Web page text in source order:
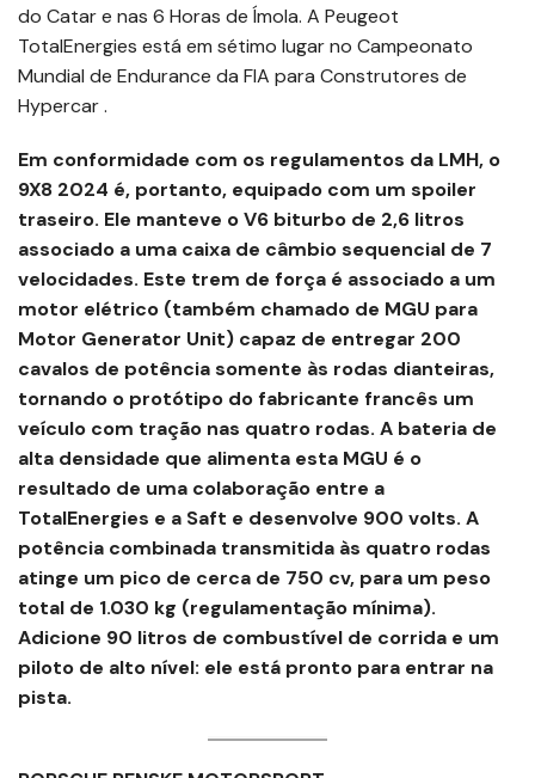
do Catar e nas 6 Horas de Ímola. A Peugeot
TotalEnergies está em sétimo lugar no Campeonato
Mundial de Endurance da FIA para Construtores de
Hypercar .
Em conformidade com os regulamentos da LMH, o
9X8 2024 é, portanto, equipado com um spoiler
traseiro. Ele manteve o V6 biturbo de 2,6 litros
associado a uma caixa de câmbio sequencial de 7
velocidades. Este trem de força é associado a um
motor elétrico (também chamado de MGU para
Motor Generator Unit) capaz de entregar 200
cavalos de potência somente às rodas dianteiras,
tornando o protótipo do fabricante francês um
veículo com tração nas quatro rodas. A bateria de
alta densidade que alimenta esta MGU é o
resultado de uma colaboração entre a
TotalEnergies e a Saft e desenvolve 900 volts. A
potência combinada transmitida às quatro rodas
atinge um pico de cerca de 750 cv, para um peso
total de 1.030 kg (regulamentação mínima).
Adicione 90 litros de combustível de corrida e um
piloto de alto nível: ele está pronto para entrar na
pista.